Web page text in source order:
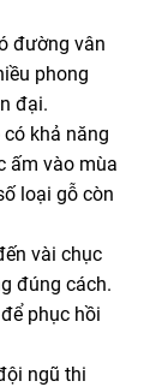
đường vân
phong
đại.
có khả năng
ấm vào mùa
loại gỗ còn
vài chục
đúng cách.
phục hồi
ngũ thi